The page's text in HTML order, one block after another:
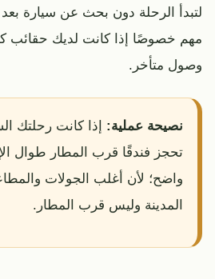
لتبدأ الرحلة دون بحث عن سيارة بعد
مهم خصوصًا إذا كانت لديك حقائب
وصول متأخر.
نصيحة عملية: إذا كانت رحلتك
تحجز فندقًا قرب المطار طوال
واضح؛ لأن أغلب الجولات
المدينة وليس قرب المطار.